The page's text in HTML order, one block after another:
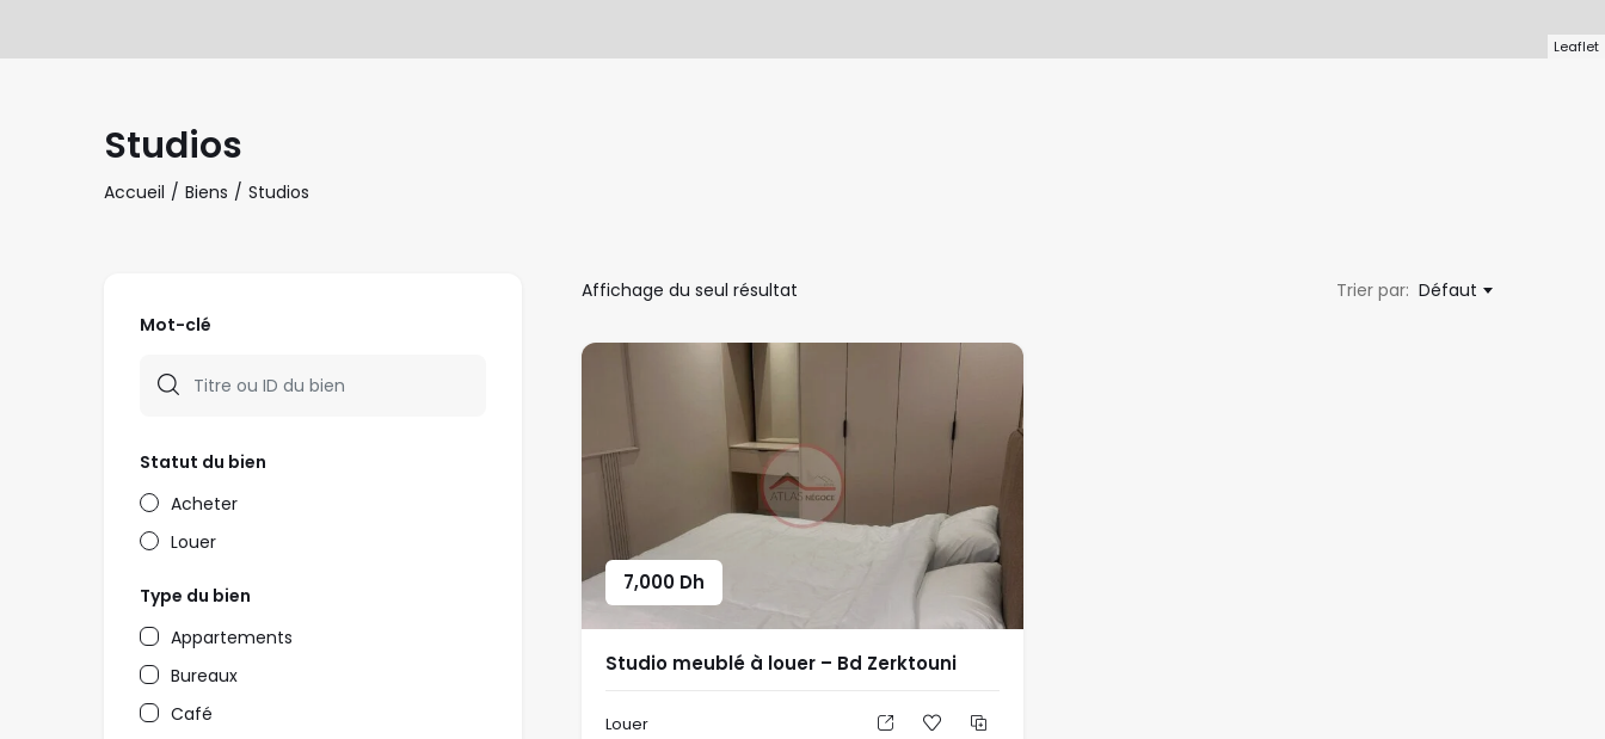
Leaflet
Studios
Accueil Biens Studios
Mot-clé
Statut du bien
Acheter
Louer
Type du bien
Appartements
Bureaux
Café
Affichage du seul résultat Trier par: Défaut
7,000 Dh
Studio meublé à louer – Bd Zerktouni
Louer